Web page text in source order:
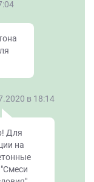
в 18:14
Для
на